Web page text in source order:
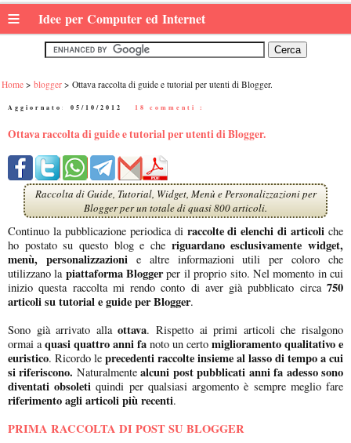
≡ Idee per Computer ed Internet
Home blogger Ottava raccolta di guide e tutorial per utenti di Blogger.
Aggiornato: 05/10/2012 18 commenti :
Ottava raccolta di guide e tutorial per utenti di Blogger.
Raccolta di Guide, Tutorial, Widget, Menù e Personalizzazioni per
Blogger per un totale di quasi 800 articoli.
Continuo la pubblicazione periodica di raccolte di elenchi di articoli che
ho postato su questo blog e che riguardano esclusivamente widget,
menù, personalizzazionie altre informazioni utili per coloro che
utilizzano la piattaforma Bloggerper il proprio sito. Nel momento in cui
inizio questa raccolta mi rendo conto di aver già pubblicato circa 750
articoli su tutorial e guide per Blogger.
Sono già arrivato allaottava. Rispetto ai primi articoli che risalgono
ormai aquasiquattro anni fa noto un certo miglioramento qualitativo e
euristico. Ricordo le precedenti raccolte insieme al lasso di tempo a cui
si riferiscono. Naturalmentealcuni post pubblicati anni fa adesso sono
diventati obsoleti quindi per qualsiasi argomento è sempre meglio fare
riferimento agli articoli più recenti.
PRIMA RACCOLTA DI POST SU BLOGGER